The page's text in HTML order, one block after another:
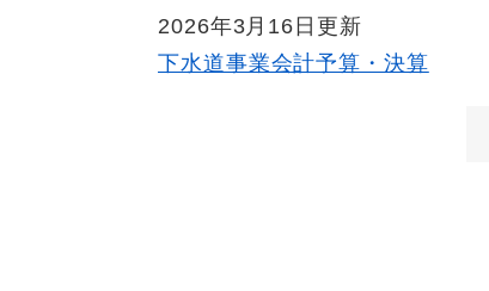
2026年3月16日更新
下水道事業会計予算・決算